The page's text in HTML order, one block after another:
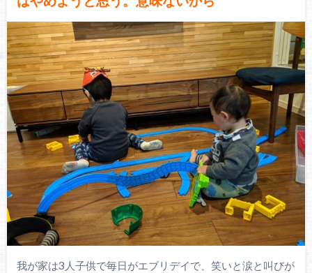
我が家は3人子供で毎日がエブリデイで、笑いと涙と叫びが